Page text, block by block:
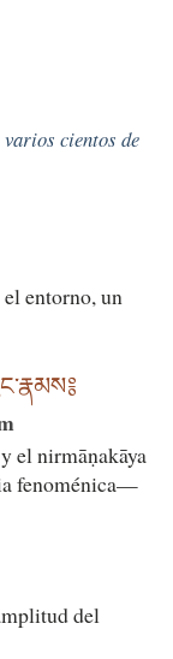
cientos de
entorno, un
el nirmāṇakāya
fenoménica—
del